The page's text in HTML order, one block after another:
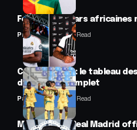
Football : 2 stars africaines
Panafrofoot2 Min Read
CAN féminine : le tableau
désormais complet
Panafrofoot2 Min Read
Mercato : Le Real Madrid